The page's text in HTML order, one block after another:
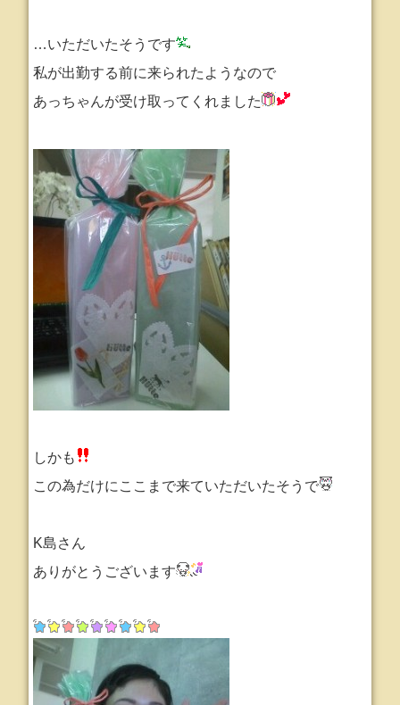
…いただいたそうです
私が出勤する前に来られたようなので
あっちゃんが受け取ってくれました
しかも
この為だけにここまで来ていただいたそうで
K島さん
ありがとうございます